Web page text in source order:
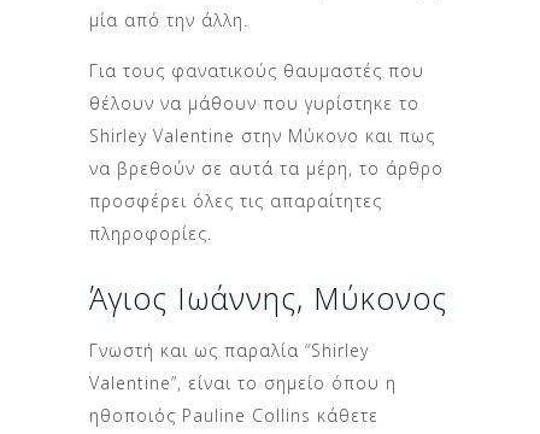
μία από την άλλη.
Για τους φανατικούς θαυμαστές που
θέλουν να μάθουν που γυρίστηκε το
Shirley Valentine στην Μύκονο και πως
να βρεθούν σε αυτά τα μέρη, το άρθρο
προσφέρει όλες τις απαραίτητες
πληροφορίες.
Άγιος Ιωάννης, Μύκονος
Γνωστή και ως παραλία “Shirley
Valentine”, είναι το σημείο όπου η
ηθοποιός Pauline Collins κάθετε